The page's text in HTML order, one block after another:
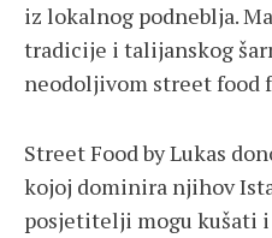
iz lokalnog podneblja.
tradicije i talijanskog
neodoljivom street food
Street Food by Lukas
kojoj dominira njihov
posjetitelji mogu kušati